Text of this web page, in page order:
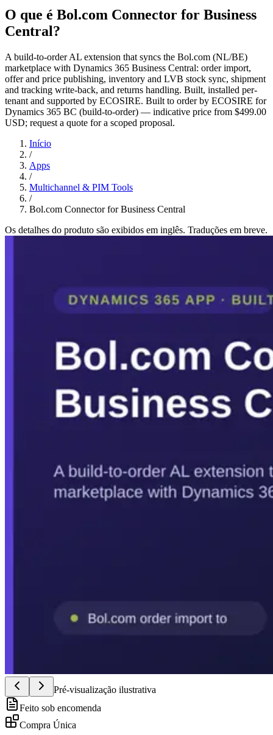
O que é Bol.com Connector for Business
Central?
A build-to-order AL extension that syncs the Bol.com (NL/BE)
marketplace with Dynamics 365 Business Central: order import,
offer and price publishing, inventory and LVB stock sync, shipment
and tracking write-back, and returns handling. Built, installed per-
tenant and supported by ECOSIRE. Built to order by ECOSIRE for
Dynamics 365 BC (build-to-order) — indicative price from $499.00
USD; request a quote for a scoped proposal.
Início
/
Apps
/
Multichannel & PIM Tools
/
Bol.com Connector for Business Central
Os detalhes do produto são exibidos em inglês. Traduções em breve.
Pré-visualização ilustrativa
Feito sob encomenda
Compra Única